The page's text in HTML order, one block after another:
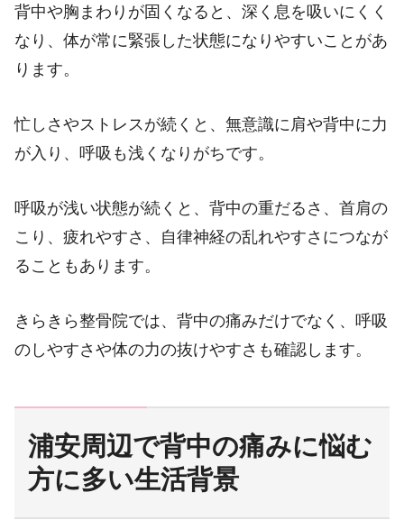
背中や胸まわりが固くなると、深く息を吸いにくく
なり、体が常に緊張した状態になりやすいことがあ
ります。
忙しさやストレスが続くと、無意識に肩や背中に力
が入り、呼吸も浅くなりがちです。
呼吸が浅い状態が続くと、背中の重だるさ、首肩の
こり、疲れやすさ、自律神経の乱れやすさにつなが
ることもあります。
きらきら整骨院では、背中の痛みだけでなく、呼吸
のしやすさや体の力の抜けやすさも確認します。
浦安周辺で背中の痛みに悩む
方に多い生活背景